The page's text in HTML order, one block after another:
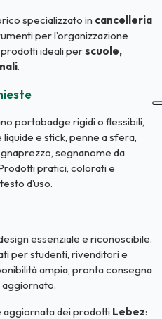
specializzato in cancelleria
per l’organizzazione
ideali perscuole,
.
portabadge rigidi o flessibili,
e stick, penne a sfera,
segnanome da
pratici, colorati e
d’uso.
essenziale e riconoscibile.
per studenti, rivenditori e
ampia, pronta consegna
aggiornata dei prodotti Lebez: